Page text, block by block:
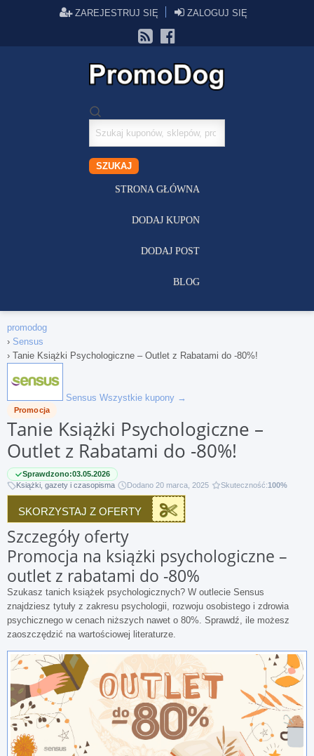
ZAREJESTRUJ SIĘ ZALOGUJ SIĘ
Szukaj
kuponów
SZUKAJ
STRONA GŁÓWNA
DODAJ KUPON
DODAJ POST
BLOG
promodog
› Sensus
› Tanie Książki Psychologiczne – Outlet z Rabatami do -80%!
Sensus Wszystkie kupony →
Promocja
Tanie Książki Psychologiczne –
Outlet z Rabatami do -80%!
Sprawdzono:03.05.2026
Książki, gazety i czasopisma
Dodano 20 marca, 2025 Skuteczność:100%
SKORZYSTAJ Z OFERTY
Szczegóły oferty
Promocja na książki psychologiczne –
outlet z rabatami do -80%
Szukasz tanich książek psychologicznych? W outlecie Sensus
znajdziesz tytuły z zakresu psychologii, rozwoju osobistego i zdrowia
psychicznego w cenach niższych nawet o 80%. Sprawdź, ile możesz
zaoszczędzić na wartościowej literaturze.